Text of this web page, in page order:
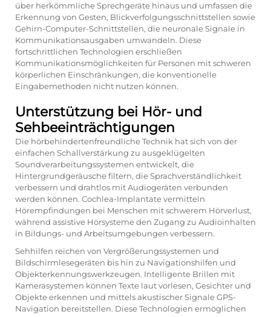
über herkömmliche Sprechgeräte hinaus und umfassen die
Erkennung von Gesten, Blickverfolgungsschnittstellen sowie
Gehirn-Computer-Schnittstellen, die neuronale Signale in
Kommunikationsausgaben umwandeln. Diese
fortschrittlichen Technologien erschließen
Kommunikationsmöglichkeiten für Personen mit schweren
körperlichen Einschränkungen, die konventionelle
Eingabemethoden nicht nutzen können.
Unterstützung bei Hör- und
Sehbeeinträchtigungen
Die hörbehindertenfreundliche Technik hat sich von der
einfachen Schallverstärkung zu ausgeklügelten
Soundverarbeitungssystemen entwickelt, die
Hintergrundgeräusche filtern, die Sprachverständlichkeit
verbessern und drahtlos mit Audiogeräten verbunden
werden können. Cochlea-Implantate vermitteln
Hörempfindungen bei Menschen mit schwerem Hörverlust,
während assistive Hörsysteme den Zugang zu Audioinhalten
in Bildungs- und Arbeitsumgebungen verbessern.
Sehhilfen reichen von Vergrößerungssystemen und
Bildschirmlesegeräten bis hin zu Navigationshilfen und
Objekterkennungswerkzeugen. Intelligente Brillen mit
Kamerasystemen können Texte laut vorlesen, Gesichter und
Objekte erkennen und mittels akustischer Signale GPS-
Navigation bereitstellen. Diese Technologien ermöglichen